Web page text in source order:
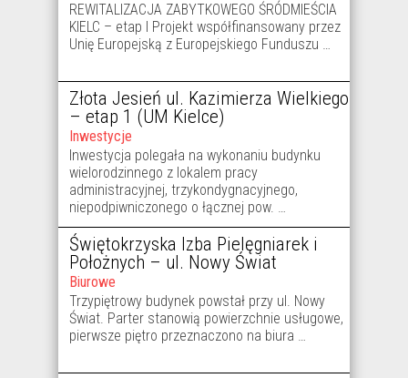
REWITALIZACJA ZABYTKOWEGO ŚRÓDMIEŚCIA
KIELC – etap I Projekt współfinansowany przez
Unię Europejską z Europejskiego Funduszu …
Złota Jesień ul. Kazimierza Wielkiego
– etap 1 (UM Kielce)
Inwestycje
Inwestycja polegała na wykonaniu budynku
wielorodzinnego z lokalem pracy
administracyjnej, trzykondygnacyjnego,
niepodpiwniczonego o łącznej pow. …
Świętokrzyska Izba Pielęgniarek i
Położnych – ul. Nowy Świat
Biurowe
Trzypiętrowy budynek powstał przy ul. Nowy
Świat. Parter stanowią powierzchnie usługowe,
pierwsze piętro przeznaczono na biura …